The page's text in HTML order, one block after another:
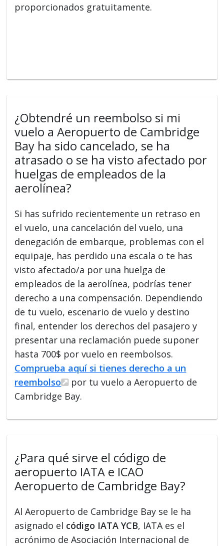
proporcionados gratuitamente.
¿Obtendré un reembolso si mi
vuelo a Aeropuerto de Cambridge
Bay ha sido cancelado, se ha
atrasado o se ha visto afectado por
huelgas de empleados de la
aerolínea?
Si has sufrido recientemente un retraso en
el vuelo, una cancelación del vuelo, una
denegación de embarque, problemas con el
equipaje, has perdido una escala o te has
visto afectado/a por una huelga de
empleados de la aerolínea, podrías tener
derecho a una compensación. Dependiendo
de tu vuelo, escenario de vuelo y destino
final, entender los derechos del pasajero y
presentar una reclamación puede suponer
hasta 700$ por vuelo en reembolsos.
Comprueba aquí si tienes derecho a un
reembolso
por tu vuelo a Aeropuerto de
Cambridge Bay.
¿Para qué sirve el código de
aeropuerto IATA e ICAO
Aeropuerto de Cambridge Bay?
Al Aeropuerto de Cambridge Bay se le ha
asignado el código IATA YCB, IATA es el
acrónimo de Asociación Internacional de